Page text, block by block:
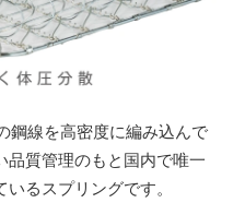
鋼線を高密度に編み込んで
品質管理のもと国内で唯一
いるスプリングです。